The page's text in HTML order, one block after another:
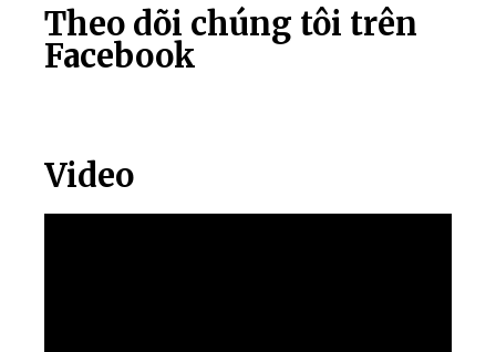
Theo dõi chúng tôi trên
Facebook
Video